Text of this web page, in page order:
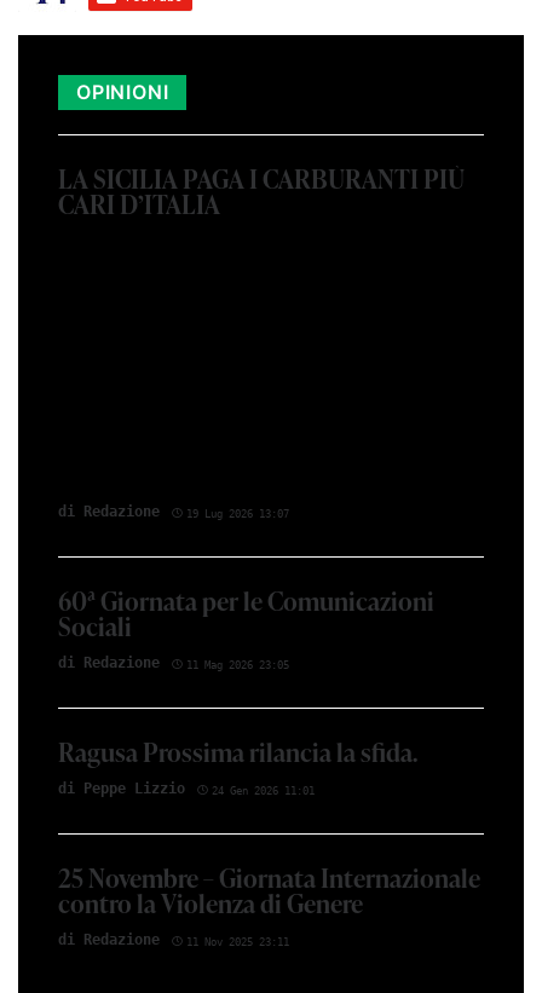
OPINIONI
LA SICILIA PAGA I CARBURANTI PIÙ
CARI D’ITALIA
di Redazione 19 Lug 2026 13:07
60ª Giornata per le Comunicazioni
Sociali
di Redazione 11 Mag 2026 23:05
Ragusa Prossima rilancia la sfida.
di Peppe Lizzio 24 Gen 2026 11:01
25 Novembre – Giornata Internazionale
contro la Violenza di Genere
di Redazione 11 Nov 2025 23:11